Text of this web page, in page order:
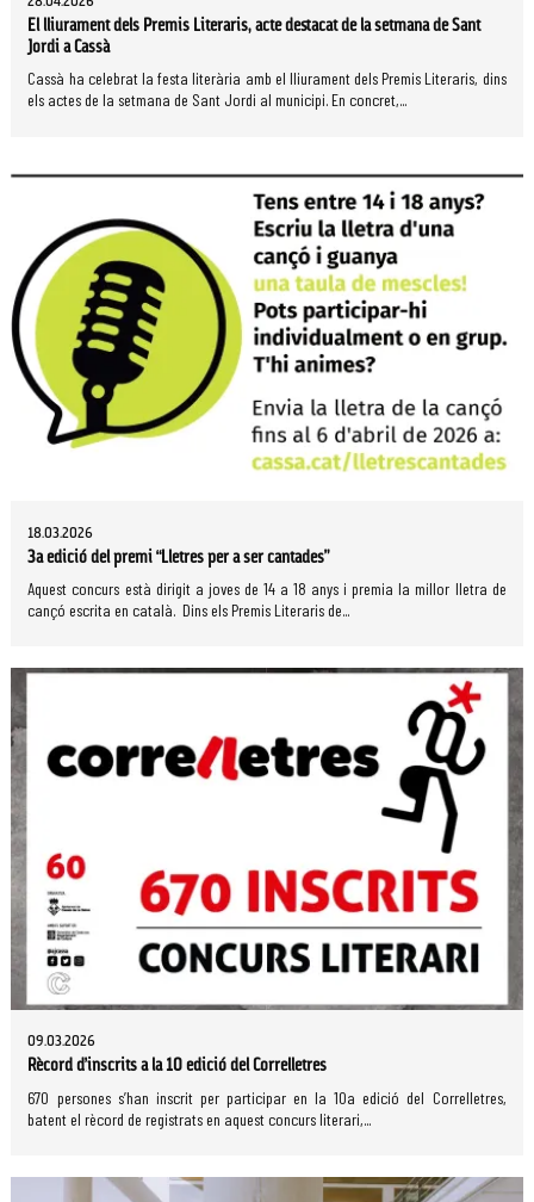
El lliurament dels Premis Literaris, acte destacat de la setmana de Sant
Jordi a Cassà
Cassà ha celebrat la festa literària amb el lliurament dels Premis Literaris, dins
els actes de la setmana de Sant Jordi al municipi. En concret,...
18.03.2026
3a edició del premi “Lletres per a ser cantades”
Aquest concurs està dirigit a joves de 14 a 18 anys i premia la millor lletra de
cançó escrita en català. Dins els Premis Literaris de...
09.03.2026
Rècord d’inscrits a la 10 edició del Correlletres
670 persones s’han inscrit per participar en la 10a edició del Correlletres,
batent el rècord de registrats en aquest concurs literari,...